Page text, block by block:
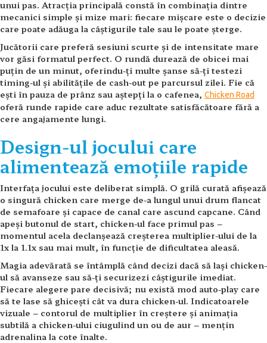
unui pas. Atracția principală constă în combinația dintre
mecanici simple și mize mari: fiecare mișcare este o decizie
care poate adăuga la câștigurile tale sau le poate șterge.
Jucătorii care preferă sesiuni scurte și de intensitate mare
vor găsi formatul perfect. O rundă durează de obicei mai
puțin de un minut, oferindu-ți multe șanse să-ți testezi
timing-ul și abilitățile de cash-out pe parcursul zilei. Fie că
ești în pauza de prânz sau aștepți la o cafenea, Chicken Road
oferă runde rapide care aduc rezultate satisfăcătoare fără a
cere angajamente lungi.
Design-ul jocului care
alimentează emoțiile rapide
Interfața jocului este deliberat simplă. O grilă curată afișează
o singură chicken care merge de-a lungul unui drum flancat
de semafoare și capace de canal care ascund capcane. Când
apeși butonul de start, chicken-ul face primul pas –
momentul acela declanșează creșterea multiplier-ului de la
1x la 1.1x sau mai mult, în funcție de dificultatea aleasă.
Magia adevărată se întâmplă când decizi dacă să lași chicken-
ul să avanseze sau să-ți securizezi câștigurile imediat.
Fiecare alegere pare decisivă; nu există mod auto-play care
să te lase să ghicești cât va dura chicken-ul. Indicatoarele
vizuale – contorul de multiplier în creștere și animația
subtilă a chicken-ului ciugulind un ou de aur – mențin
adrenalina la cote înalte.